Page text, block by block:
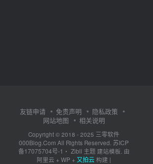
友链申请 免责声明
隐私政策
网站地图
相关说明
Copyright © 2018 - 2025 三零软件
000Blog.Com All Rights Reserved. 苏ICP
备17075704号-1 ・ Zibll 主题建站模板. 由
阿里云 + WP + 又拍云构建 |